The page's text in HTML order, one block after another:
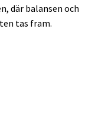
där balansen och
tas fram.